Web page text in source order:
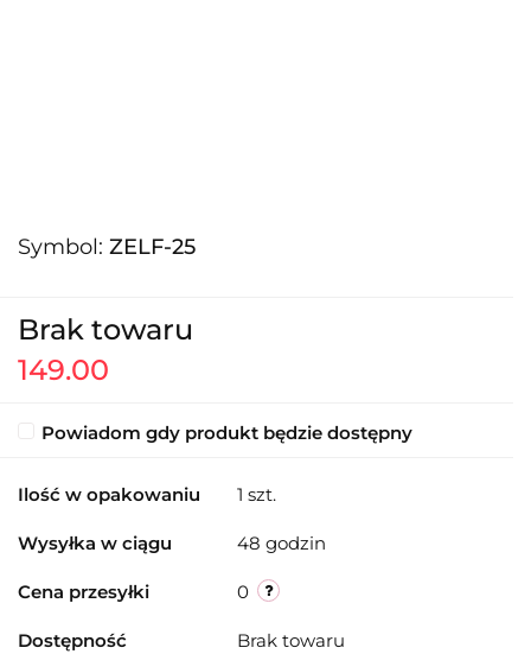
Symbol: ZELF-25
Brak towaru
149.00
Powiadom gdy produkt będzie dostępny
Ilość w opakowaniu 1 szt.
Wysyłka w ciągu 48 godzin
Cena przesyłki 0
Dostępność Brak towaru